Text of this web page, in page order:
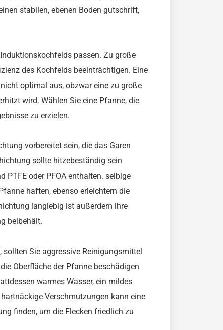
stabilen, ebenen Boden gutschrift,
passen. Zu große
des Kochfelds beeinträchtigen. Eine
optimal aus, obzwar eine zu große
wird. Wählen Sie eine Pfanne, die
zu erzielen.
vorbereitet sein, die das Garen
sollte hitzebeständig sein
PTFE oder PFOA enthalten. selbige
haften, ebenso erleichtern die
langlebig ist außerdem ihre
beibehält.
Sie aggressive Reinigungsmittel
Oberfläche der Pfanne beschädigen
warmes Wasser, ein mildes
Verschmutzungen kann eine
finden, um die Flecken friedlich zu